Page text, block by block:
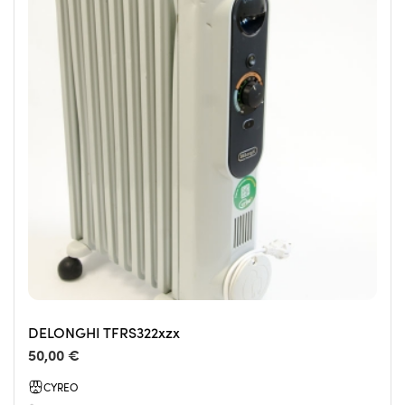
DELONGHI TFRS322xzx
50,00 €
CYREO